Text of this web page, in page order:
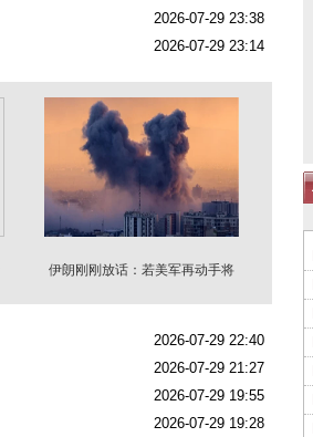
2026-07-29 23:38
2026-07-29 23:14
伊朗刚刚放话：若美军再动手将
2026-07-29 22:40
2026-07-29 21:27
2026-07-29 19:55
2026-07-29 19:28